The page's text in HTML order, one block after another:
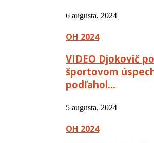
6 augusta, 2024
OH 2024
VIDEO Djokovič
športovom
podľahol…
5 augusta, 2024
OH 2024